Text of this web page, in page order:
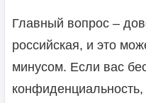
Главный вопрос –
российская, и это
минусом. Если вас
конфиденциальность,